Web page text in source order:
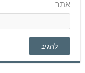
אתר